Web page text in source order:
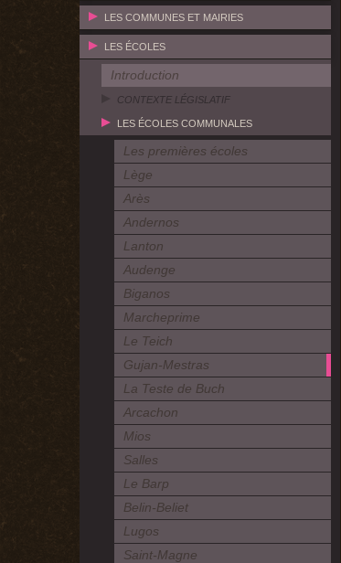
LES COMMUNES ET MAIRIES
LES ÉCOLES
Introduction
CONTEXTE LÉGISLATIF
LES ÉCOLES COMMUNALES
Les premières écoles
Lège
Arès
Andernos
Lanton
Audenge
Biganos
Marcheprime
Le Teich
Gujan-Mestras
La Teste de Buch
Arcachon
Mios
Salles
Le Barp
Belin-Beliet
Lugos
Saint-Magne